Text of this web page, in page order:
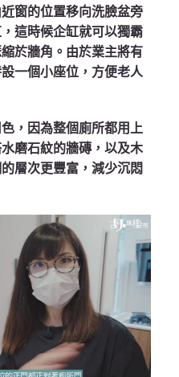
窗的位置移向洗臉盆旁
這時候企缸就可以獨霸
於牆角。由於業主將有
一個小座位，方便老人
，因為整個廁所都用上
磨石紋的牆磚，以及木
層次更豐富，減少沉悶